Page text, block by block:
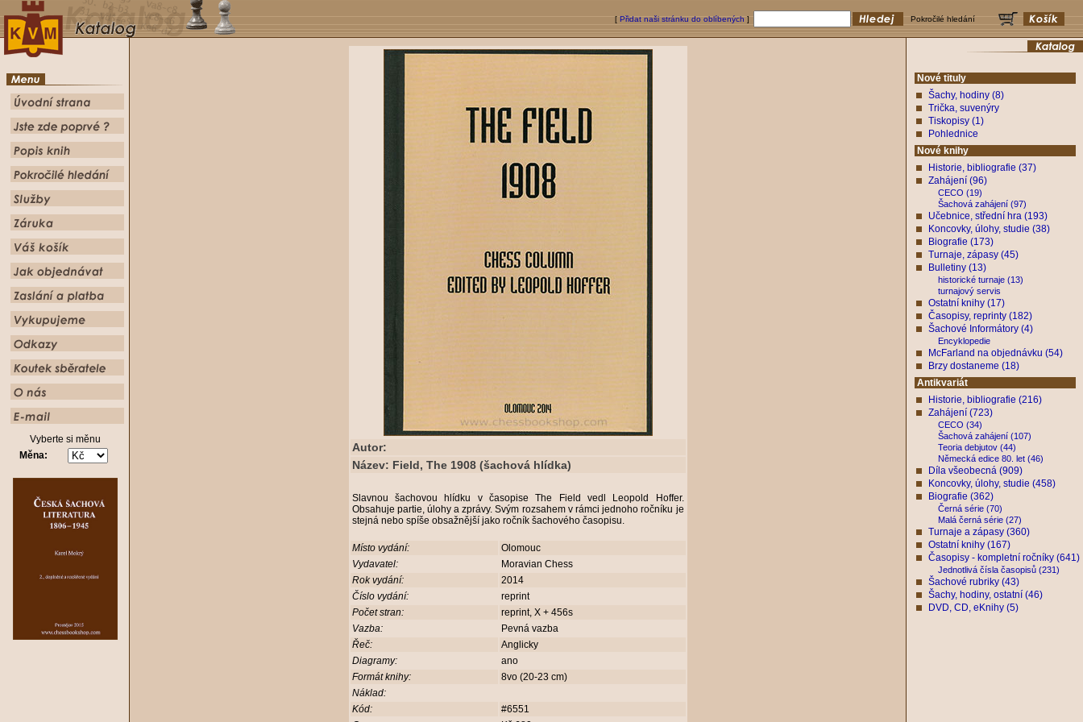
[ Přidat naši stránku do oblíbených ] Pokročilé hledání
Vyberte si měnu
Měna:
Autor:
Název: Field, The 1908 (šachová hlídka)
Slavnou šachovou hlídku v časopise The Field vedl Leopold Hoffer.
Obsahuje partie, úlohy a zprávy. Svým rozsahem v rámci jednoho ročníku je
stejná nebo spíše obsažnější jako ročník šachového časopisu.
Místo vydání:
Olomouc
Vydavatel:
Moravian Chess
Rok vydání:
2014
Číslo vydání:
reprint
Počet stran:
reprint, X + 456s
Vazba:
Pevná vazba
Řeč:
Anglicky
Diagramy:
ano
Formát knihy:
8vo (20-23 cm)
Náklad:
Kód:
#6551
Nové tituly
Šachy, hodiny (8)
Trička, suvenýry
Tiskopisy (1)
Pohlednice
Nové knihy
Historie, bibliografie (37)
Zahájení (96)
CECO (19)
Šachová zahájení (97)
Učebnice, střední hra (193)
Koncovky, úlohy, studie (38)
Biografie (173)
Turnaje, zápasy (45)
Bulletiny (13)
historické turnaje (13)
turnajový servis
Ostatní knihy (17)
Časopisy, reprinty (182)
Šachové Informátory (4)
Encyklopedie
McFarland na objednávku (54)
Brzy dostaneme (18)
Antikvariát
Historie, bibliografie (216)
Zahájení (723)
CECO (34)
Šachová zahájení (107)
Teoria debjutov (44)
Německá edice 80. let (46)
Díla všeobecná (909)
Koncovky, úlohy, studie (458)
Biografie (362)
Černá série (70)
Malá černá série (27)
Turnaje a zápasy (360)
Ostatní knihy (167)
Časopisy - kompletní ročníky (641)
Jednotlivá čísla časopisů (231)
Šachové rubriky (43)
Šachy, hodiny, ostatní (46)
DVD, CD, eKnihy (5)